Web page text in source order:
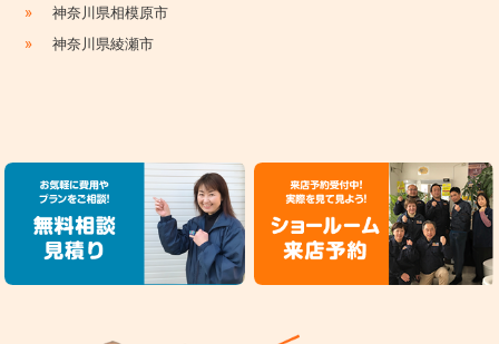
» 神奈川県相模原市
» 神奈川県綾瀬市